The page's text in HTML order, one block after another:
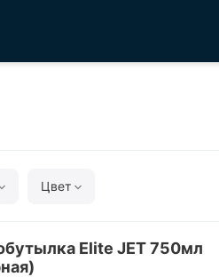
Цвет
Elite JET 750мл